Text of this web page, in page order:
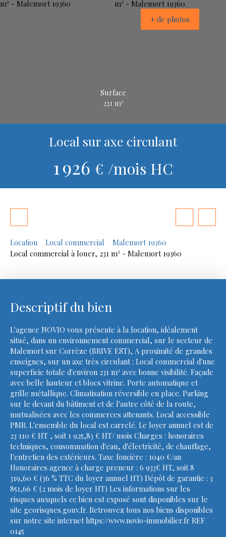
+ de photos
Surface
231 m²
Local sur axe circulant
1 926 € /mois HC
Location Local commercial
Malemort 19360
Local commercial à louer, 231 m² - Malemort 19360
Descriptif du bien
L'agence NOVIO vous présente à la location, idéalement
situé, dans un environnement commercial, sur le secteur de
Malemort sur Corrèze (BRIVE EST), A proximité de grandes
enseignes, sur un axe très circulant : Local commercial d'une
superficie totale d'environ 231 m² avec bonne visibilité. Façade
avec belle hauteur et blocs vitrine. Porte automatique et
grille métallique. Climatisation réversible en place. Parking
sur le devant du bâtiment et de l'autre côté de la route,
mutualisées avec les commerces attenants. Local accessible
PMR. L'ensemble du local est carrelé. Le loyer annuel est de
23 110 € HT , soit 1 925,83 € HT/ mois Charges : honoraires
techniques, consommation d'eau, d'électricité, de chauffage,
l'entretien des extérieurs. Taxe foncière : 1040 €/an
Honoraires agence à charge preneur : 6 933€ HT, soit 8
319,60 € (36 % TTC du loyer annuel HT) Dépôt de garantie : 3
851,66 € (2 mois de loyer HT) Les informations sur les
risques auxquels ce bien est exposé sont disponibles sur le
site georisques.gouv.fr. Retrouvez tous nos biens disponibles
sur notre site internet https://www.novio-immobilier.fr REF
0145